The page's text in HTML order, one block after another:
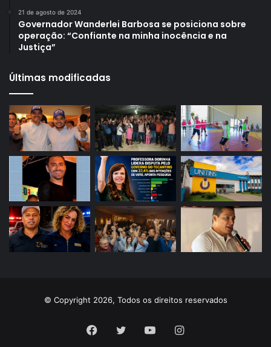
21 de agosto de 2024
Governador Wanderlei Barbosa se posiciona sobre
operação: “Confiante na minha inocência e na
Justiça”
Últimas modificadas
© Copyright 2026, Todos os direitos reservados
Facebook
Twitter YouTubeInstagram